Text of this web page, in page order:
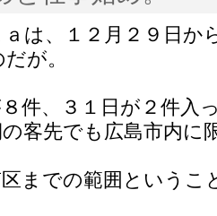
は、１２月２９日か
が。
件、３１日が２件入
客先でも広島市内に
までの範囲というこ